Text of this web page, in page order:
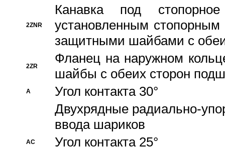
2ZNR
Канавка под
установленным
защитными шайбами с
2ZR
Фланец на наружном
шайбы с обеих сторон
A
Угол контакта 30°
Двухрядные радиально-
ввода шариков
AC Угол контакта 25°